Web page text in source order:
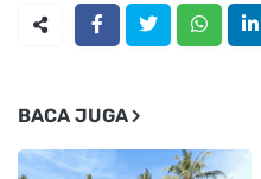
BACA JUGA